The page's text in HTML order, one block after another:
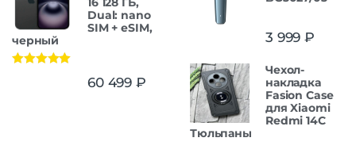
Dual: nano
SIM + eSIM,
черный
60 499 ₽
3 999 ₽
Чехол-
накладка
Fasion Case
для Xiaomi
Redmi 14C
Тюльпаны